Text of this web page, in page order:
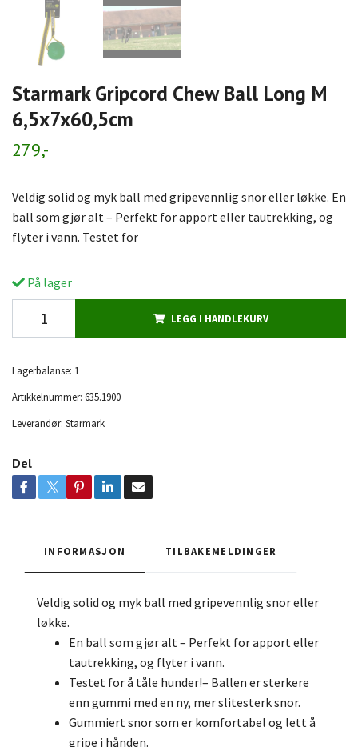
Starmark Gripcord Chew Ball Long M
6,5x7x60,5cm
279,-
Veldig solid og myk ball med gripevennlig snor eller løkke. En
ball som gjør alt – Perfekt for apport eller tautrekking, og
flyter i vann. Testet for
På lager
LEGG I HANDLEKURV
Lagerbalanse: 1
Artikkelnummer: 635.1900
Leverandør: Starmark
Del
INFORMASJON TILBAKEMELDINGER
Veldig solid og myk ball med gripevennlig snor eller
løkke.
En ball som gjør alt – Perfekt for apport eller
tautrekking, og flyter i vann.
Testet for å tåle hunder!– Ballen er sterkere
enn gummi med en ny, mer slitesterk snor.
Gummiert snor som er komfortabel og lett å
gripe i hånden.